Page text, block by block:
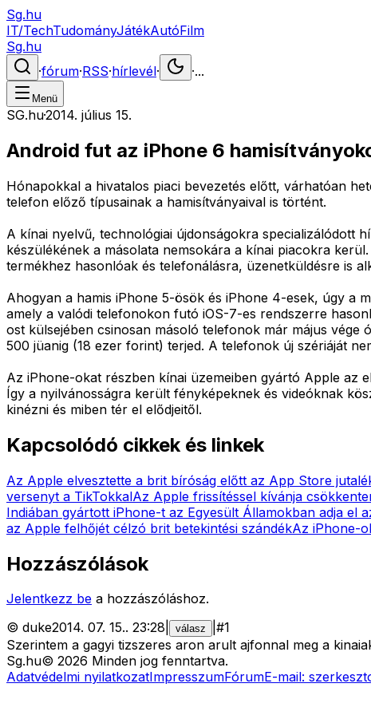
Sg.hu
IT/TechTudományJátékAutóFilm
Sg.hu
·fórum·RSS·hírlevél· ·...
Menü
SG.hu·2014. július 15.
Android fut az iPhone 6
Hónapokkal a hivatalos piaci bevezetés előtt, várhatóan
telefon előző típusainak a hamisítványaival is történt.
A kínai nyelvű, technológiai újdonságokra specializálódott
készülékének a másolata nemsokára a kínai piacokra
termékhez hasonlóak és telefonálásra, üzenetküldésre is
Ahogyan a hamis iPhone 5-ösök és iPhone 4-esek, úgy a
amely a valódi telefonokon futó iOS-7-es rendszerre
ost külsejében csinosan másoló telefonok már május
500 jüanig (18 ezer forint) terjed. A telefonok új szériáját
Az iPhone-okat részben kínai üzemeiben gyártó Apple az
Így a nyilvánosságra került fényképeknek és videóknak
kinézni és miben tér el elődjeitől.
Kapcsolódó cikkek és linkek
Az Apple elvesztette a brit bíróság előtt az App Store
versenyt a TikTokkalAz Apple frissítéssel kívánja
Indiában gyártott iPhone-t az Egyesült Államokban adja el
az Apple felhőjét célzó brit betekintési szándékAz iPhone-
Hozzászólások
Jelentkezz be a hozzászóláshoz.
© duke2014. 07. 15.. 23:28 válasz #1
Szerintem a gagyi tizszeres aron arult ajfonnal meg a
Sg.hu© 2026 Minden jog fenntartva.
Adatvédelmi nyilatkozatImpresszumFórumE-mail: